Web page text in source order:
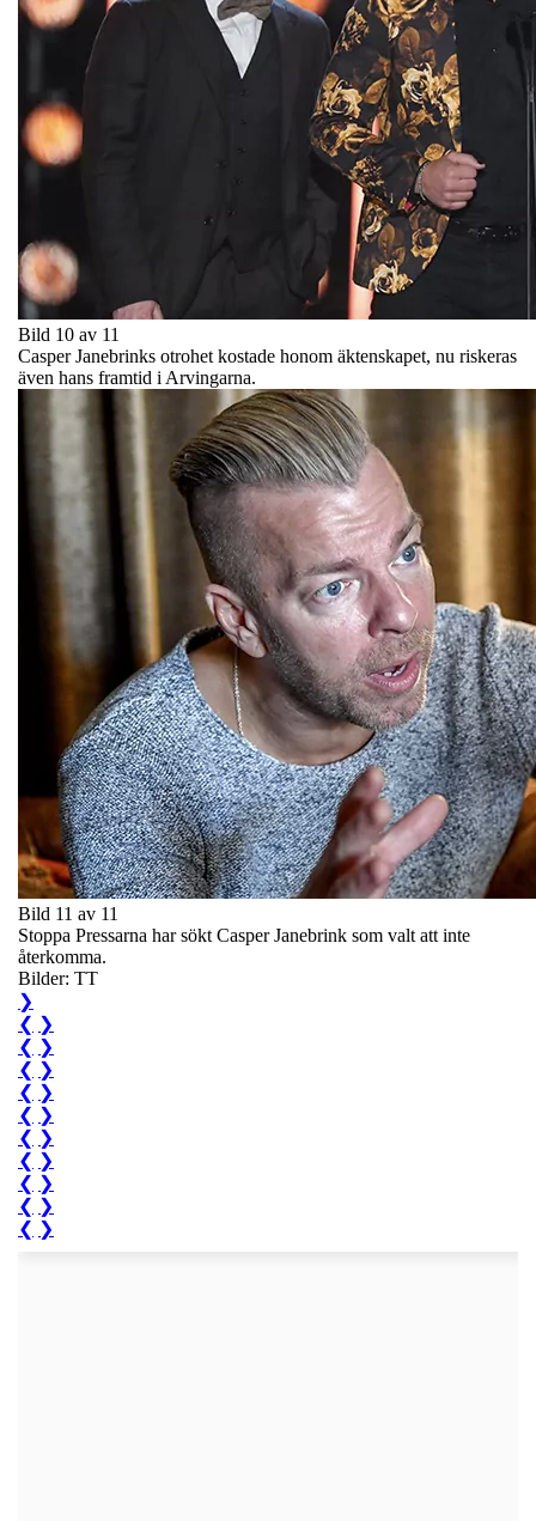
Bild 10 av 11
Casper Janebrinks otrohet kostade honom äktenskapet, nu riskeras
även hans framtid i Arvingarna.
Bild 11 av 11
Stoppa Pressarna har sökt Casper Janebrink som valt att inte
återkomma.
Bilder: TT
❯
❮ ❯
❮ ❯
❮ ❯
❮ ❯
❮ ❯
❮ ❯
❮ ❯
❮ ❯
❮ ❯
❮ ❯